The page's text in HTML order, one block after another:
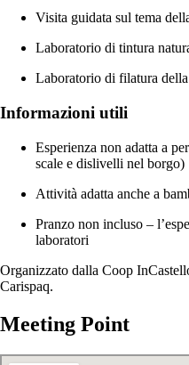
Visita guidata sul tema
Laboratorio di tintura
Laboratorio di filatura
Informazioni utili
Esperienza non adatta a
scale e dislivelli nel borgo)
Attività adatta anche a
Pranzo non incluso –
laboratori
Organizzato dalla Coop
Carispaq.
Meeting Point